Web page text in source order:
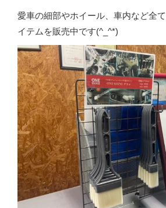
愛車の細部やホイール、車内など全
イテムを販売中です(^_^*)